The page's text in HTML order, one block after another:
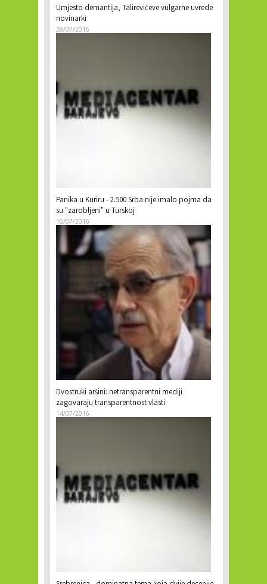
Umjesto demantija, Talirevićeve vulgarne uvrede
novinarki
28/07/2016
Panika u Kuriru - 2.500 Srba nije imalo pojma da
su "zarobljeni" u Turskoj
16/07/2016
Dvostruki aršini: netransparentni mediji
zagovaraju transparentnost vlasti
14/07/2016